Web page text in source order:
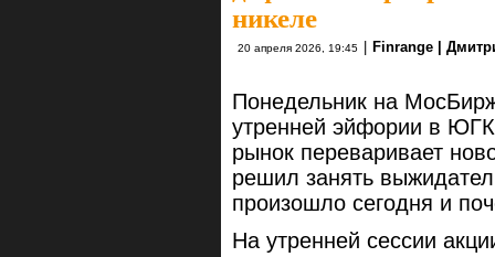
никеле
20 апреля 2026, 19:45 | Finrange |
Понедельник на
утренней эйфории в
рынок переваривает
решил занять
произошло сегодня и
На утренней сессии